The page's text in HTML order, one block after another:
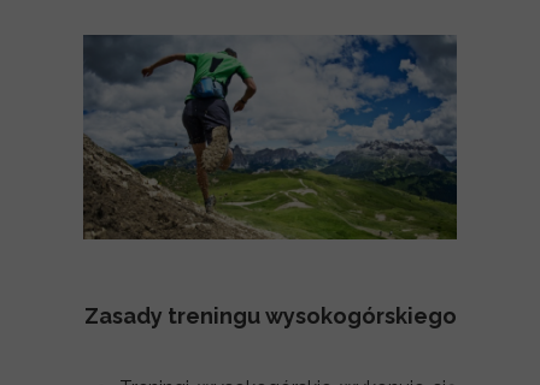
Zasady treningu wysokogórskiego